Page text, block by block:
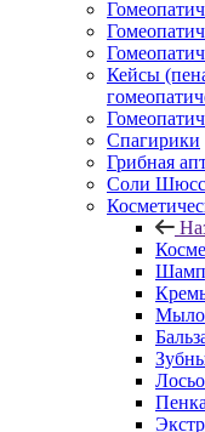
Кейсы
Спагирики
Грибная
Соли
Мыло
Пенка